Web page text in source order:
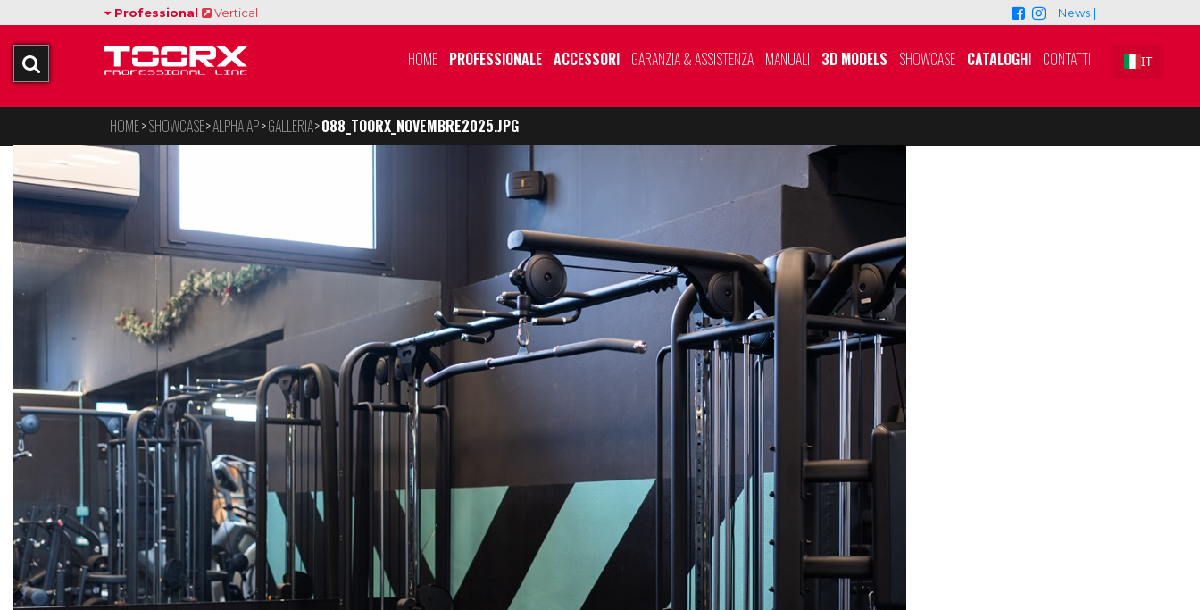
IT
Professional Vertical | News |
HOME PROFESSIONALE ACCESSORI GARANZIA & ASSISTENZA MANUALI 3D MODELS SHOWCASE CATALOGHI CONTATTI
HOME SHOWCASE ALPHA AP GALLERIA 088_TOORX_NOVEMBRE2025.JPG